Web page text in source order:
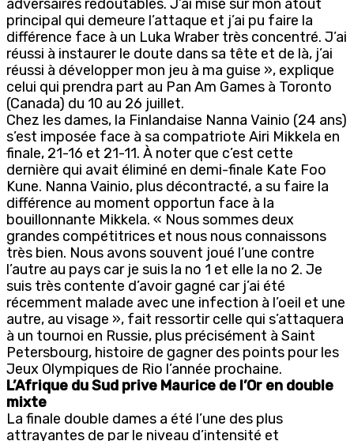
adversaires redoutables. J’ai misé sur mon atout
principal qui demeure l’attaque et j’ai pu faire la
différence face à un Luka Wraber très concentré. J’ai
réussi à instaurer le doute dans sa tête et de là, j’ai
réussi à développer mon jeu à ma guise », explique
celui qui prendra part au Pan Am Games à Toronto
(Canada) du 10 au 26 juillet.
Chez les dames, la Finlandaise Nanna Vainio (24 ans)
s’est imposée face à sa compatriote Airi Mikkela en
finale, 21-16 et 21-11. À noter que c’est cette
dernière qui avait éliminé en demi-finale Kate Foo
Kune. Nanna Vainio, plus décontracté, a su faire la
différence au moment opportun face à la
bouillonnante Mikkela. « Nous sommes deux
grandes compétitrices et nous nous connaissons
très bien. Nous avons souvent joué l’une contre
l’autre au pays car je suis la no 1 et elle la no 2. Je
suis très contente d’avoir gagné car j’ai été
récemment malade avec une infection à l’oeil et une
autre, au visage », fait ressortir celle qui s’attaquera
à un tournoi en Russie, plus précisément à Saint
Petersbourg, histoire de gagner des points pour les
Jeux Olympiques de Rio l’année prochaine.
L’Afrique du Sud prive Maurice de l’Or en double
mixte
La finale double dames a été l’une des plus
attrayantes de par le niveau d’intensité et